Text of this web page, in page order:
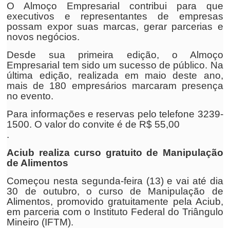
O Almoço Empresarial contribui para que
executivos e representantes de empresas
possam expor suas marcas, gerar parcerias e
novos negócios.
Desde sua primeira edição, o Almoço
Empresarial tem sido um sucesso de público. Na
última edição, realizada em maio deste ano,
mais de 180 empresários marcaram presença
no evento.
Para informações e reservas pelo telefone 3239-
1500. O valor do convite é de R$ 55,00
.
Aciub realiza curso gratuito de Manipulação
de Alimentos
Começou nesta segunda-feira (13) e vai até dia
30 de outubro, o curso de Manipulação de
Alimentos, promovido gratuitamente pela Aciub,
em parceria com o Instituto Federal do Triângulo
Mineiro (IFTM).